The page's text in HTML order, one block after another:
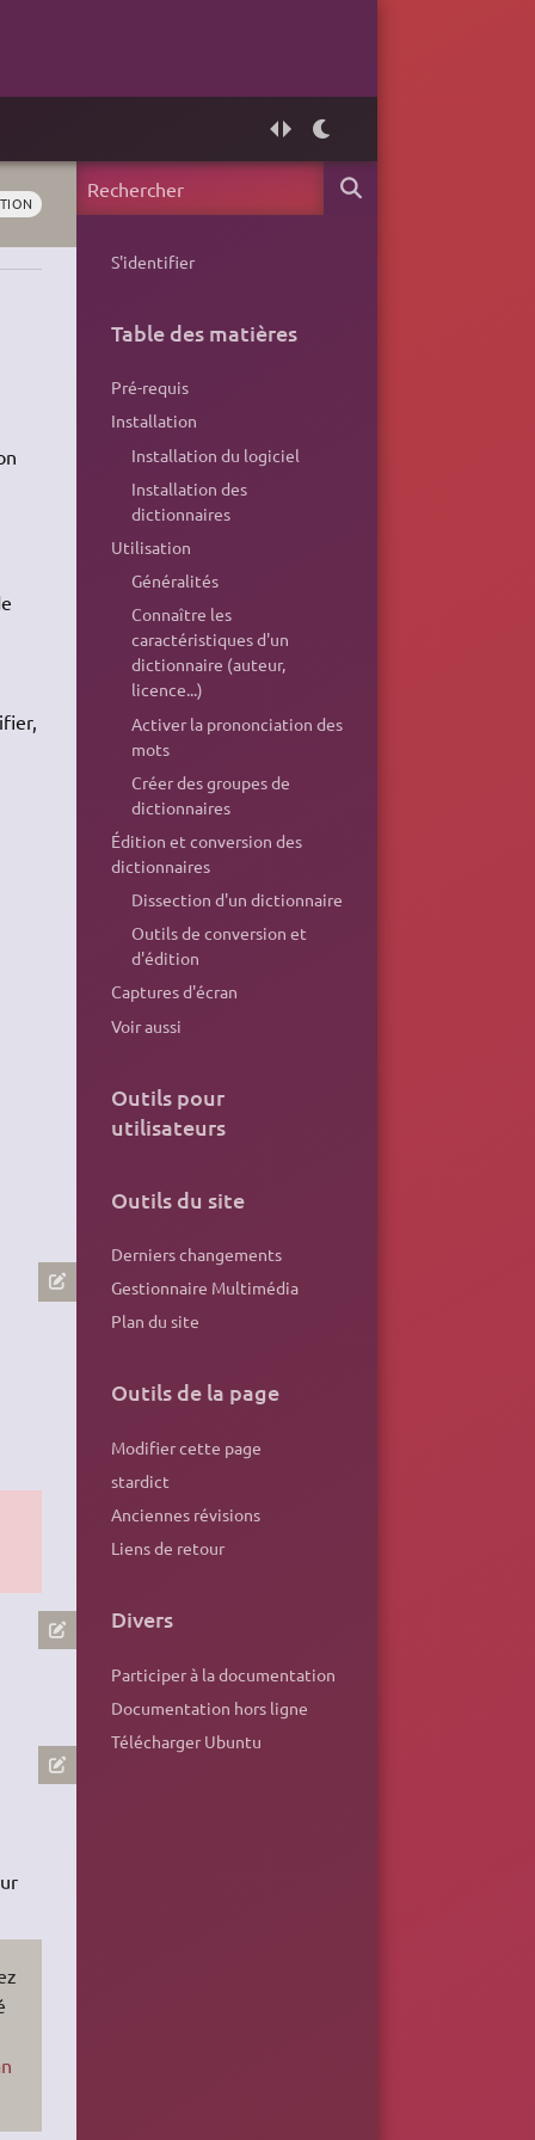
S'identifier
Table des matières
Pré-requis
Installation
Installation du logiciel
Installation des
dictionnaires
Utilisation
Généralités
Connaître les
caractéristiques d'un
dictionnaire (auteur,
licence...)
Activer la prononciation des
mots
Créer des groupes de
dictionnaires
Édition et conversion des
dictionnaires
Dissection d'un dictionnaire
Outils de conversion et
d'édition
Captures d'écran
Voir aussi
Outils pour
utilisateurs
Outils du site
Derniers changements
Gestionnaire Multimédia
Plan du site
Outils de la page
Modifier cette page
stardict
Anciennes révisions
Liens de retour
Divers
Participer à la documentation
Documentation hors ligne
Télécharger Ubuntu